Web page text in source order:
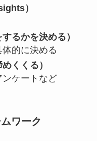
）
るかを決める）
的に決める
くくる）
ケートなど
ワーク